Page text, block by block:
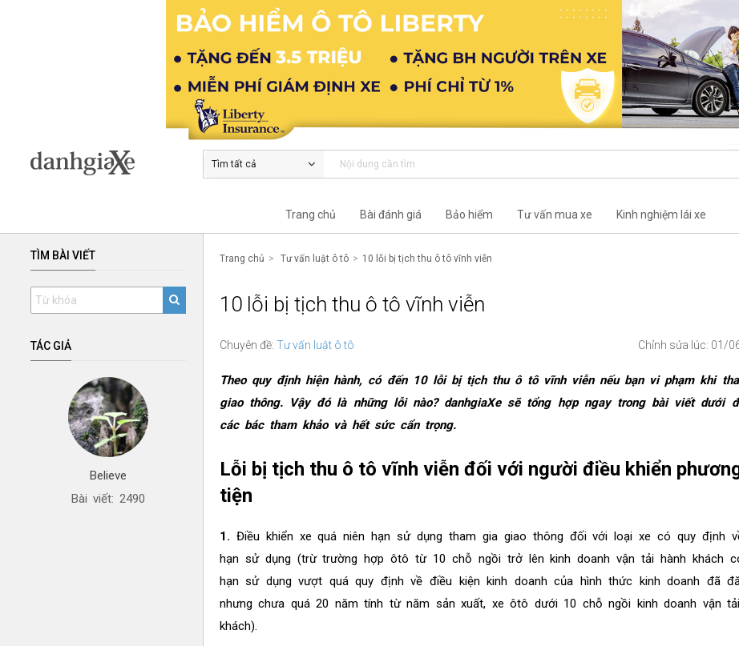
Tìm tất cả
Trang chủ Bài đánh giá Bảo hiểm Tư vấn mua xe Kinh nghiệm lái xe
TÌM BÀI VIẾT
TÁC GIẢ
Believe
Bài viết: 2490
Trang chủ Tư vấn luật ô tô 10 lỗi bị tịch thu ô tô vĩnh viễn
10 lỗi bị tịch thu ô tô vĩnh viễn
Chuyên đề: Tư vấn luật ô tô Chỉnh sửa lúc: 01/
Theo quy định hiện hành, có đến 10 lỗi bị tịch thu ô tô vĩnh viễn nếu bạn vi phạm khi
giao thông. Vậy đó là những lỗi nào? danhgiaXe sẽ tổng hợp ngay trong bài viết dưới
các bác tham khảo và hết sức cẩn trọng.
Lỗi bị tịch thu ô tô vĩnh viễn đối với người điều khiển
tiện
1. Điều khiển xe quá niên hạn sử dụng tham gia giao thông đối với loại xe có quy định
hạn sử dụng (trừ trường hợp ôtô từ 10 chỗ ngồi trở lên kinh doanh vận tải hành khách
hạn sử dụng vượt quá quy định về điều kiện kinh doanh của hình thức kinh doanh đã
nhưng chưa quá 20 năm tính từ năm sản xuất, xe ôtô dưới 10 chỗ ngồi kinh doanh vận
khách).